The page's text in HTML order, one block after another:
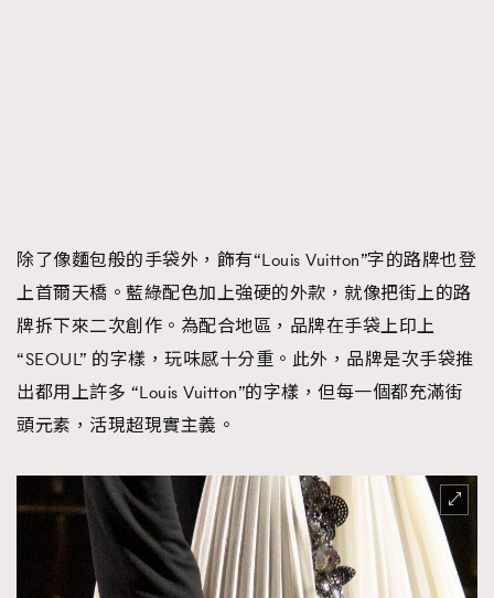
除了像麵包般的手袋外，飾有“Louis Vuitton”字的路牌也登
上首爾天橋。藍綠配色加上強硬的外款，就像把街上的路
牌拆下來二次創作。為配合地區，品牌在手袋上印上
“SEOUL” 的字樣，玩味感十分重。此外，品牌是次手袋推
出都用上許多 “Louis Vuitton”的字樣，但每一個都充滿街
頭元素，活現超現實主義。